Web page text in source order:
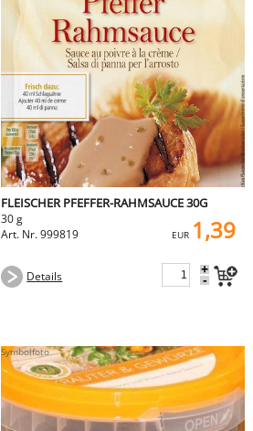
FLEISCHER PFEFFER-RAHMSAUCE 30G
30 g
Art. Nr. 999819
EUR 1,39
Details +
-